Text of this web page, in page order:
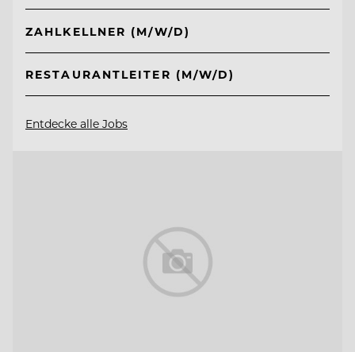
ZAHLKELLNER (M/W/D)
RESTAURANTLEITER (M/W/D)
Entdecke alle Jobs